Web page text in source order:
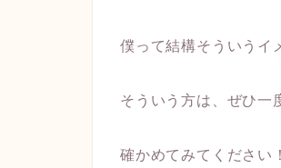
僕って結構そういうイ
そういう方は、ぜひ一
確かめてみてください